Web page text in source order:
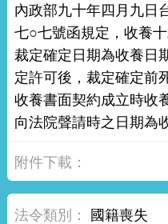
內政部九十年四月九日
七○七號函規定，收養
裁定確定日期為收養日
定許可後，裁定確定前
收養書面契約成立時收
向法院聲請時之日期為
國籍喪失